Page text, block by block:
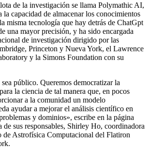
de la investigación se llama Polymathic AI,
la capacidad de almacenar los conocimientos
misma tecnología que hay detrás de ChatGpt
una mayor precisión, y ha sido encargada
de investigación dirigido por las
Princeton y Nueva York, el Lawrence
y la Simons Foundation con su
público. Queremos democratizar la
la ciencia de tal manera que, en pocos
a la comunidad un modelo
ayudar a mejorar el análisis científico en
y dominios», escribe en la página
de sus responsables, Shirley Ho, coordinadora
de Astrofísica Computacional del Flatiron